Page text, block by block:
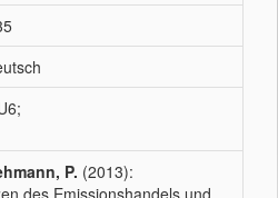
P. (2013):
des Emissionshandels und